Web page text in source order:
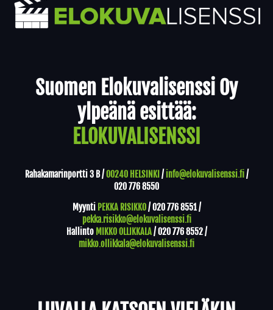
Suomen Elokuvalisenssi Oy
ylpeänä esittää:
ELOKUVALISENSSI
Rahakamarinportti 3 B /00240 HELSINKI / info@elokuvalisenssi.fi/
020 776 8550
Myynti PEKKA RISIKKO/020 776 8551/
pekka.risikko@elokuvalisenssi.fi
Hallinto MIKKO OLLIKKALA/020 776 8552/
mikko.ollikkala@elokuvalisenssi.fi